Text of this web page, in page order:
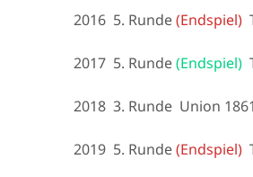
2016 5. Runde(Endspiel)
2017 5. Runde(Endspiel)
2018 3. Runde Union
2019 5. Runde(Endspiel)